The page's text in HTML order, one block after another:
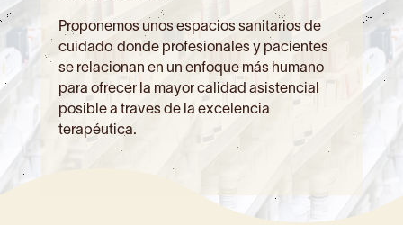
​Proponemos unos espacios sanitarios de
cuidado donde profesionales y pacientes
se relacionan en un enfoque más humano
para ofrecer la mayor calidad asistencial
posible a traves de la excelencia
terapéutica.